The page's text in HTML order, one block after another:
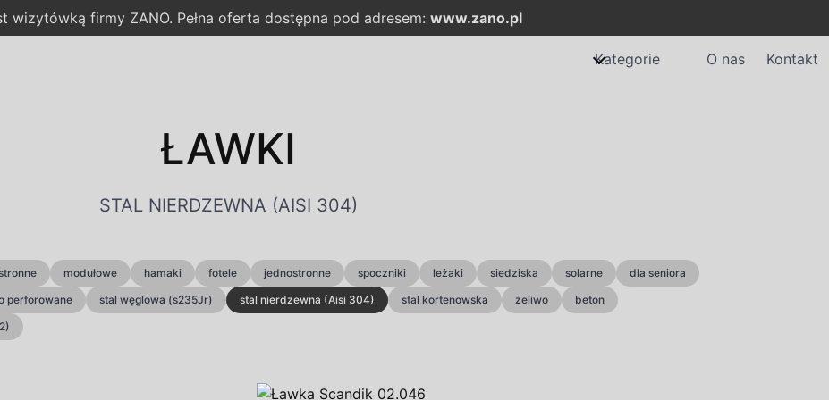
wizytówką firmy ZANO. Pełna oferta dostępna pod adresem: www.zano.pl
Kategorie O nas Kontakt
ŁAWKI
STAL NIERDZEWNA (AISI 304)
modułowe hamaki fotele jednostronne spoczniki leżaki siedziska solarne
dla seniora
perforowane stal węglowa (s235Jr) stal nierdzewna (Aisi 304) stal kortenowska żeliwo
beton